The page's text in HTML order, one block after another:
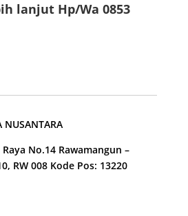
lanjut Hp/Wa 0853
NUSANTARA
No.14 Rawamangun –
RW 008 Kode Pos: 13220